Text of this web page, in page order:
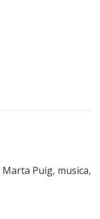
Marta Puig, musica,